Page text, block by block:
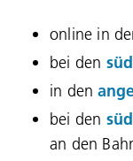
online in
bei den
in den
bei den
an den